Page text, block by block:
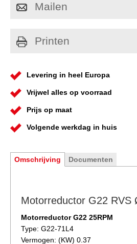
Mailen
Printen
Levering in heel Europa
Vrijwel alles op voorraad
Prijs op maat
Volgende werkdag in huis
Omschrijving Documenten
Motorreductor G22 RVS
Motorreductor G22 25RPM
Type: G22-71L4
Vermogen: (KW) 0.37